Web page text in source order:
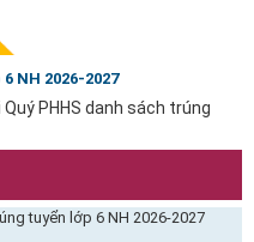
NH 2026-2027
PHHS danh sách trúng
tuyển lớp 6 NH 2026-2027